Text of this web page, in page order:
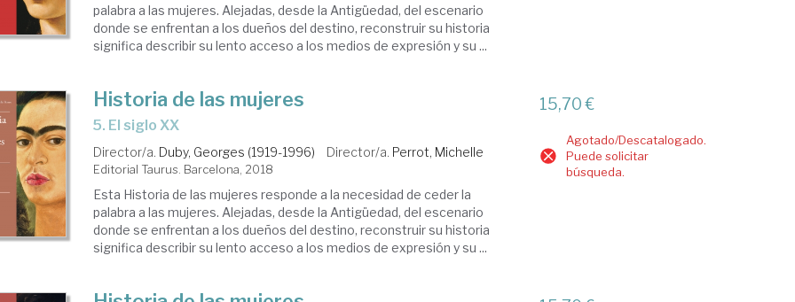
palabra a las mujeres. Alejadas, desde la Antigüedad, del escenario
donde se enfrentan a los dueños del destino, reconstruir su historia
significa describir su lento acceso a los medios de expresión y su ...
Historia de las mujeres
5. El siglo XX
Director/a. Duby, Georges (1919-1996) Director/a. Perrot, Michelle
Editorial Taurus. Barcelona, 2018
Esta Historia de las mujeres responde a la necesidad de ceder la
palabra a las mujeres. Alejadas, desde la Antigüedad, del escenario
donde se enfrentan a los dueños del destino, reconstruir su historia
significa describir su lento acceso a los medios de expresión y su ...
15,70 €
Agotado/Descatalogado.
Puede solicitar
búsqueda.